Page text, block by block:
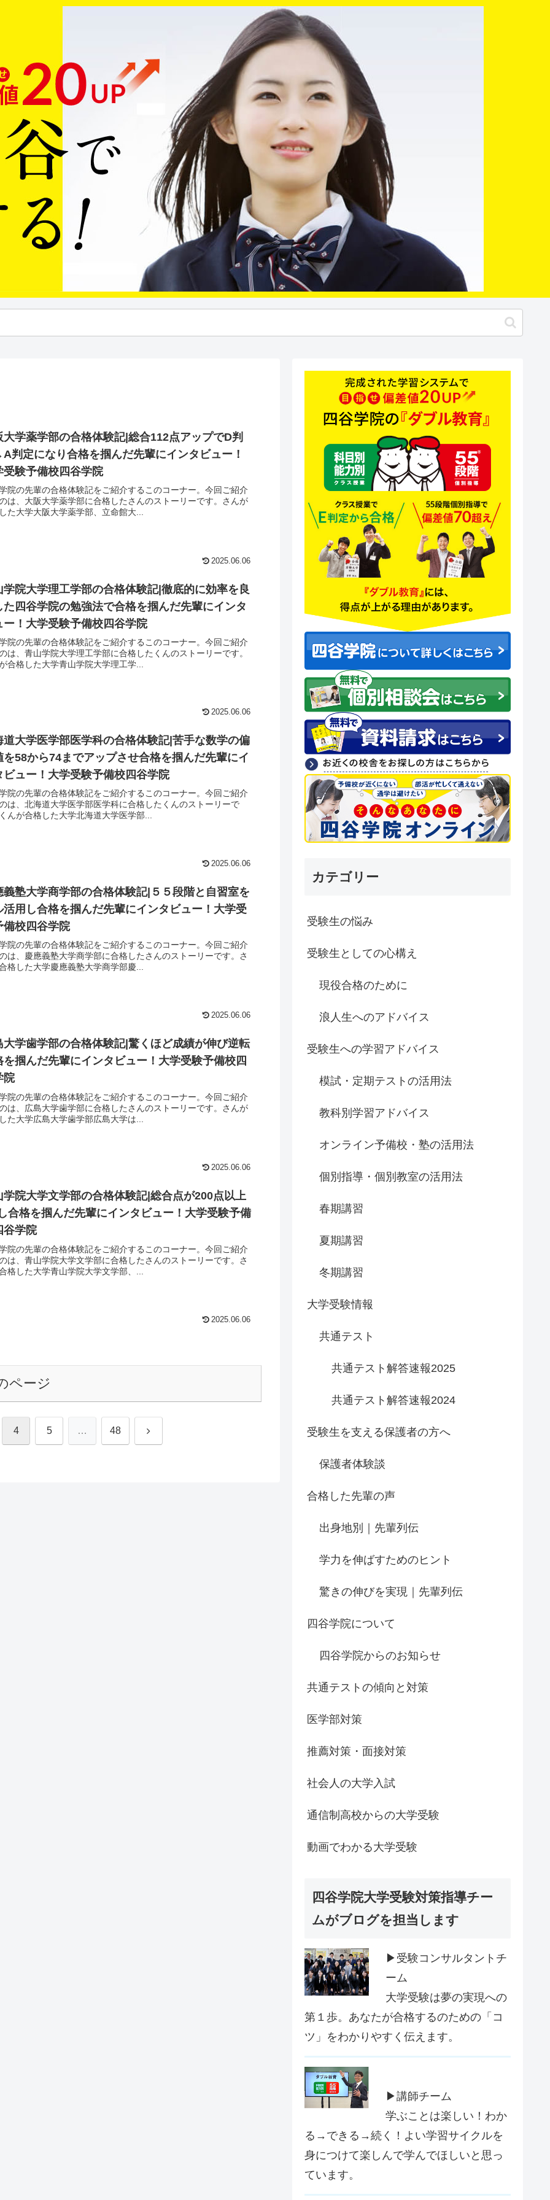
大学薬学部の合格体験記|総合112点アップでD判
判定になり合格を掴んだ先輩にインタビュー！
受験予備校四谷学院
院の先輩の合格体験記をご紹介するこのコーナー。今回ご紹介
は、大阪大学薬学部に合格したさんのストーリーです。さんが
た大学大阪大学薬学部、立命館大...
2025.06.06
学院大学理工学部の合格体験記|徹底的に効率を良
た四谷学院の勉強法で合格を掴んだ先輩にインタ
ー！大学受験予備校四谷学院
院の先輩の合格体験記をご紹介するこのコーナー。今回ご紹介
は、青山学院大学理工学部に合格したくんのストーリーです。
合格した大学青山学院大学理工学...
2025.06.06
道大学医学部医学科の合格体験記|苦手な数学の偏
を58から74までアップさせ合格を掴んだ先輩にイ
ビュー！大学受験予備校四谷学院
院の先輩の合格体験記をご紹介するこのコーナー。今回ご紹介
は、北海道大学医学部医学科に合格したくんのストーリーで
んが合格した大学北海道大学医学部...
2025.06.06
義塾大学商学部の合格体験記|５５段階と自習室を
活用し合格を掴んだ先輩にインタビュー！大学受
備校四谷学院
院の先輩の合格体験記をご紹介するこのコーナー。今回ご紹介
は、慶應義塾大学商学部に合格したさんのストーリーです。さ
格した大学慶應義塾大学商学部慶...
2025.06.06
大学歯学部の合格体験記|驚くほど成績が伸び逆転
を掴んだ先輩にインタビュー！大学受験予備校四
院
院の先輩の合格体験記をご紹介するこのコーナー。今回ご紹介
は、広島大学歯学部に合格したさんのストーリーです。さんが
た大学広島大学歯学部広島大学は...
2025.06.06
学院大学文学部の合格体験記|総合点が200点以上
合格を掴んだ先輩にインタビュー！大学受験予備
谷学院
院の先輩の合格体験記をご紹介するこのコーナー。今回ご紹介
は、青山学院大学文学部に合格したさんのストーリーです。さ
格した大学青山学院大学文学部、...
2025.06.06
ページ
4 5 … 48 次
カテゴリー
受験生の悩み
受験生としての心構え
現役合格のために
浪人生へのアドバイス
受験生への学習アドバイス
模試・定期テストの活用法
教科別学習アドバイス
オンライン予備校・塾の活用法
個別指導・個別教室の活用法
春期講習
夏期講習
冬期講習
大学受験情報
共通テスト
共通テスト解答速報2025
共通テスト解答速報2024
受験生を支える保護者の方へ
保護者体験談
合格した先輩の声
出身地別｜先輩列伝
学力を伸ばすためのヒント
驚きの伸びを実現｜先輩列伝
四谷学院について
四谷学院からのお知らせ
共通テストの傾向と対策
医学部対策
推薦対策・面接対策
社会人の大学入試
通信制高校からの大学受験
動画でわかる大学受験
四谷学院大学受験対策指導チー
ムがブログを担当します
▶受験コンサルタントチ
ーム
大学受験は夢の実現への
第１歩。あなたが合格するのための「コ
ツ」をわかりやすく伝えます。
▶講師チーム
学ぶことは楽しい！わか
る→できる→続く！よい学習サイクルを
身につけて楽しんで学んでほしいと思っ
ています。